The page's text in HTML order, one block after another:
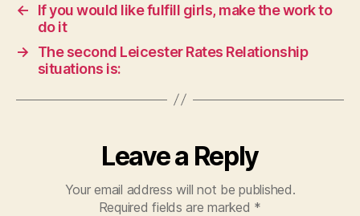
←
If you would like fulfill girls, make the work to
do it
→
The second Leicester Rates Relationship
situations is:
Leave a Reply
Your email address will not be published.
Required fields are marked *